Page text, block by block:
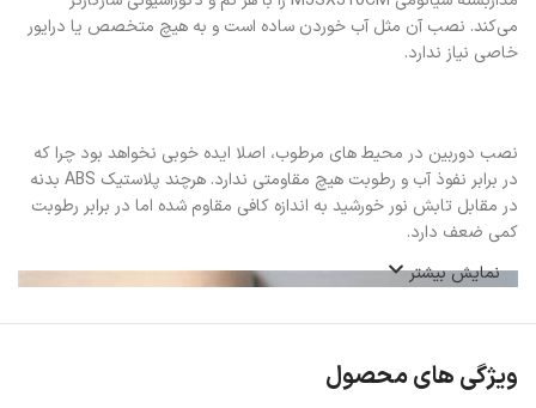
می‌کند. نصب آن مثل آب خوردن ساده است و به هیچ متخصص یا درایور
خاصی نیاز ندارد.
نصب دوربین در محیط های مرطوب، اصلا ایده خوبی نخواهد بود چرا که
در برابر نفوذ آب و رطوبت هیچ مقاومتی ندارد. هرچند پلاستیک ABS بدنه
در مقابل تابش نور خورشید به اندازه کافی مقاوم شده اما در برابر رطوبت
کمی ضعف دارد.
نمایش بیشتر
ویژگی های محصول